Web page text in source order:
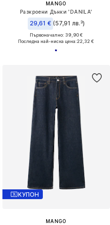
MANGO
Разкроени Дънки 'DANILA'
29,61 € (57,91 лв.³)
Първоначално: 39,90 €
Последна най-ниска цена:22,32 €
КУПОН
MANGO